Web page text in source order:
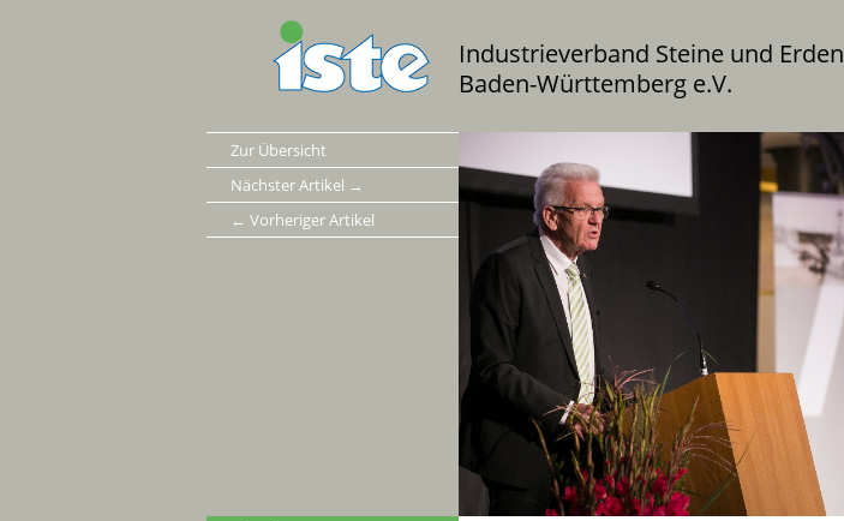
Industrieverband Steine und Erden
Baden-Württemberg e.V.
Zur Übersicht
Nächster Artikel →
← Vorheriger Artikel